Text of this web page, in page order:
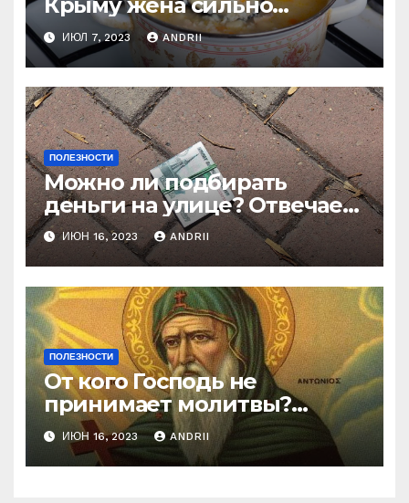
Крыму жена сильно
наказала мужа за
нелестный отзыв о её
стряпне
ИЮЛ 7, 2023 ANDRII
ПОЛЕЗНОСТИ
Можно ли подбирать
деньги на улице? Отвечает
батюшка
ИЮН 16, 2023 ANDRII
ПОЛЕЗНОСТИ
От кого Господь не
принимает молитвы?
Неожиданные слова
Ефрема Сирина
ИЮН 16, 2023 ANDRII